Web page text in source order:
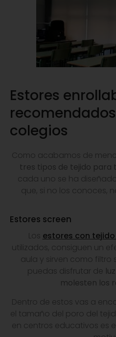
Estores
colegios
Como acabamos de
tres tipos de tejido para
cada uno se ha
que, si no los conoces,
Estores screen
Los estores con
utilizados, consiguen un
aula y sirven como filtro
puedas disfrutar de
molesten los
Dentro de estos vas a
el tamaño del poro del
en centros educativos es